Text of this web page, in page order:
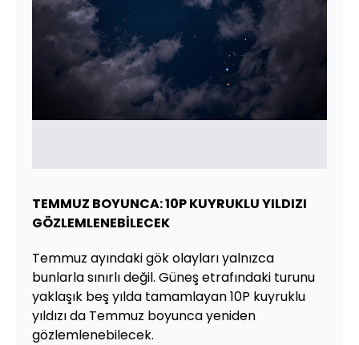
TEMMUZ BOYUNCA: 10P KUYRUKLU YILDIZI
GÖZLEMLENEBİLECEK
Temmuz ayındaki gök olayları yalnızca
bunlarla sınırlı değil. Güneş etrafındaki turunu
yaklaşık beş yılda tamamlayan 10P kuyruklu
yıldızı da Temmuz boyunca yeniden
gözlemlenebilecek.